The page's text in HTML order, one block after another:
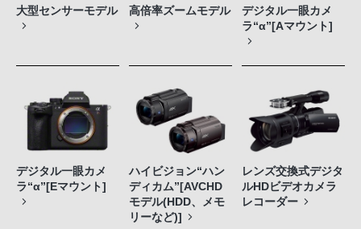
大型センサーモデル 高倍率ズームモデル
デジタル一眼カメ
ラ“α”[Aマウント]
デジタル一眼カメ
ラ“α”[Eマウント]
ハイビジョン“ハン
ディカム”[AVCHD
モデル(HDD、メモ
リーなど)]
レンズ交換式デジタ
ルHDビデオカメラ
レコーダー